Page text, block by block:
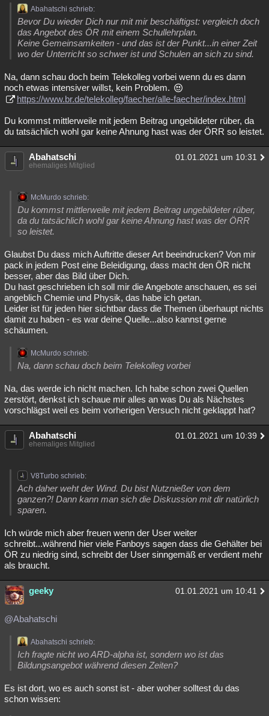
Abahatschi schrieb:
Bevor Du wieder Dich nur mit mir beschäftigst: vergleich doch
das Angebot des ÖR mit einem Schullehrplan.
Keine Gemeinsamkeiten - und das ist der Punkt...in einer Zeit
wo der Unterricht so schwer ist und Schulen an sich zu sind.
Na, dann schau doch beim Telekolleg vorbei wenn du es dann
noch etwas intensiver willst, kein Problem.
https://www.br.de/telekolleg/faecher/alle-faecher/index.html
Du kommst mittlerweile mit jedem Beitrag ungebildeter rüber, da
du tatsächlich wohl gar keine Ahnung hast was der ÖRR so leistet.
Abahatschi 01.01.2021 um 10:31
ehemaliges Mitglied
McMurdo schrieb:
Du kommst mittlerweile mit jedem Beitrag ungebildeter rüber,
da du tatsächlich wohl gar keine Ahnung hast was der ÖRR
so leistet.
Glaubst Du dass mich Auftritte dieser Art beeindrucken? Von mir
pack in jedem Post eine Beleidigung, dass macht den ÖR nicht
besser, aber das Bild über Dich.
Du hast geschrieben ich soll mir die Angebote anschauen, es sei
angeblich Chemie und Physik, das habe ich getan.
Leider ist für jeden hier sichtbar dass die Themen überhaupt nichts
damit zu haben - es war deine Quelle...also kannst gerne
schäumen.
McMurdo schrieb:
Na, dann schau doch beim Telekolleg vorbei
Na, das werde ich nicht machen. Ich habe schon zwei Quellen
zerstört, denkst ich schaue mir alles an was Du als Nächstes
vorschlägst weil es beim vorherigen Versuch nicht geklappt hat?
Abahatschi 01.01.2021 um 10:39
ehemaliges Mitglied
V8Turbo schrieb:
Ach daher weht der Wind. Du bist Nutznießer von dem
ganzen?! Dann kann man sich die Diskussion mit dir natürlich
sparen.
Ich würde mich aber freuen wenn der User weiter
schreibt...während hier viele Fanboys sagen dass die Gehälter bei
ÖR zu niedrig sind, schreibt der User sinngemäß er verdient mehr
als braucht.
geeky 01.01.2021 um 10:41
@Abahatschi
Abahatschi schrieb:
Ich fragte nicht wo ARD-alpha ist, sondern wo ist das
Bildungsangebot während diesen Zeiten?
Es ist dort, wo es auch sonst ist - aber woher solltest du das
schon wissen: